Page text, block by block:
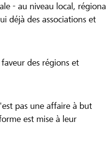
- au niveau local, régional
déjà des associations et
des régions et
pas une affaire à but
est mise à leur